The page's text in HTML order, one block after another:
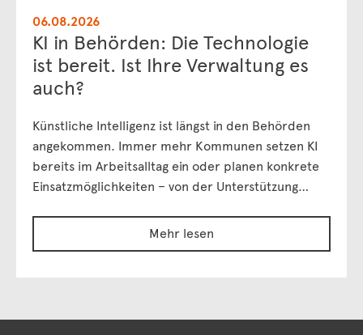
06.08.2026
KI in Behörden: Die Technologie
ist bereit. Ist Ihre Verwaltung es
auch?
Künstliche Intelligenz ist längst in den Behörden
angekommen. Immer mehr Kommunen setzen KI
bereits im Arbeitsalltag ein oder planen konkrete
Einsatzmöglichkeiten – von der Unterstützung…
Mehr lesen